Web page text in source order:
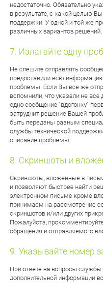
недостаточно. Обязательно
в результате, с какой целью
поддержки. У одной и той же
различных вариантов решений.
Излагайте одну
Не спешите отправлять
предоставили всю
проблемы. Если Вы все же
вспомнили, что указали не
одно сообщение "вдогонку"
затруднит решение Вашей
быть переданы разным
службы технической
описание проблемы.
Скриншоты и
Скриншоты, вложенные в
и позволяют быстрее найти
электронном письме кроме
принимаем на рассмотрение
скриншотов и/или других
Пожалуйста,
обращения и отправляемого
Указывайте номер
При ответе на вопросы
дополнительной информации